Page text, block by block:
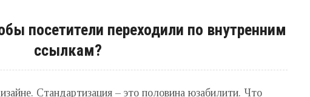
посетители переходили по внутренним
ссылкам?
Стандартизация – это половина юзабилити. Что